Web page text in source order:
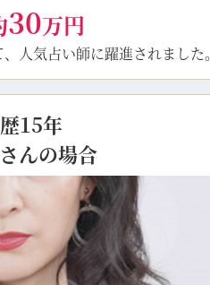
30万円
人気占い師に躍進されました。
15年
んの場合